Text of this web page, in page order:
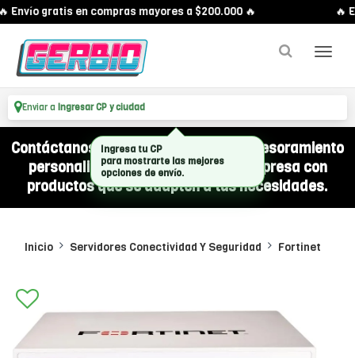
Envío gratis en compras mayores a $200.000 🔥 🔥
Enviar a Ingresar CP y ciudad
Contáctanos por WhatsApp y recibí asesoramiento
personalizado para equipar a tu empresa con
productos que se adapten a tus necesidades.
Inicio Servidores Conectividad Y Seguridad Fortinet
Ingresa tu CP
para mostrarte las mejores
opciones de envío.